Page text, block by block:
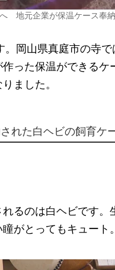
へ 地元企業が保温ケース
岡山県真庭市の寺
った保温ができる
ました。
れた白ヘビの飼育ケ
るのは白ヘビです。
がとってもキュート。